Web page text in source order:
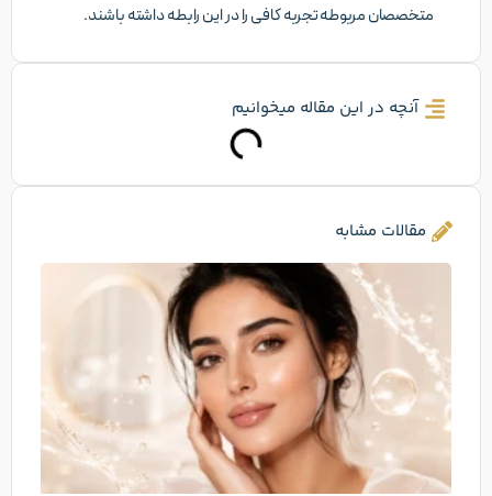
متخصصان مربوطه تجربه کافی را در این رابطه داشته باشند.
آنچه در این مقاله میخوانیم
مقالات مشابه